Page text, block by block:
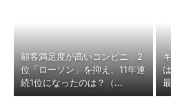
顧客満足度が高いコンビニ 2
位「ローソン」を抑え、11年連
続1位になったのは？（...